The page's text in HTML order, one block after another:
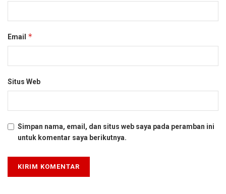
Email *
Situs Web
Simpan nama, email, dan situs web saya pada peramban ini
untuk komentar saya berikutnya.